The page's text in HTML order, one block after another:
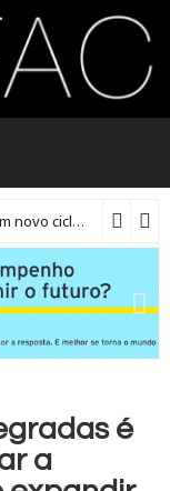
Propósito, impacto e protagonismo em um novo ciclo para os executivos brasileiros
é
a